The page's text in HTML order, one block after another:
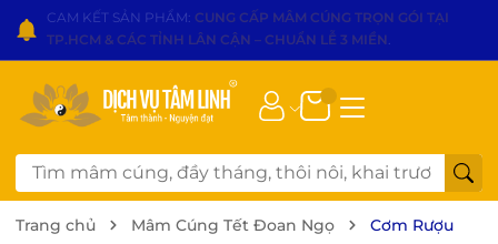
CAM KẾT SẢN PHẨM: CUNG CẤP MÂM CÚNG TRỌN GÓI TẠI
TP.HCM & CÁC TỈNH LÂN CẬN – CHUẨN LỄ 3 MIỀN .
Trang chủ Mâm Cúng Tết Đoan Ngọ
Cơm Rượu